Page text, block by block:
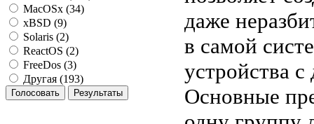
MacOSx (34)
xBSD (9)
Solaris (2)
ReactOS (2)
FreeDos (3)
Другая (193)
даже
в самой
устройства
Основные